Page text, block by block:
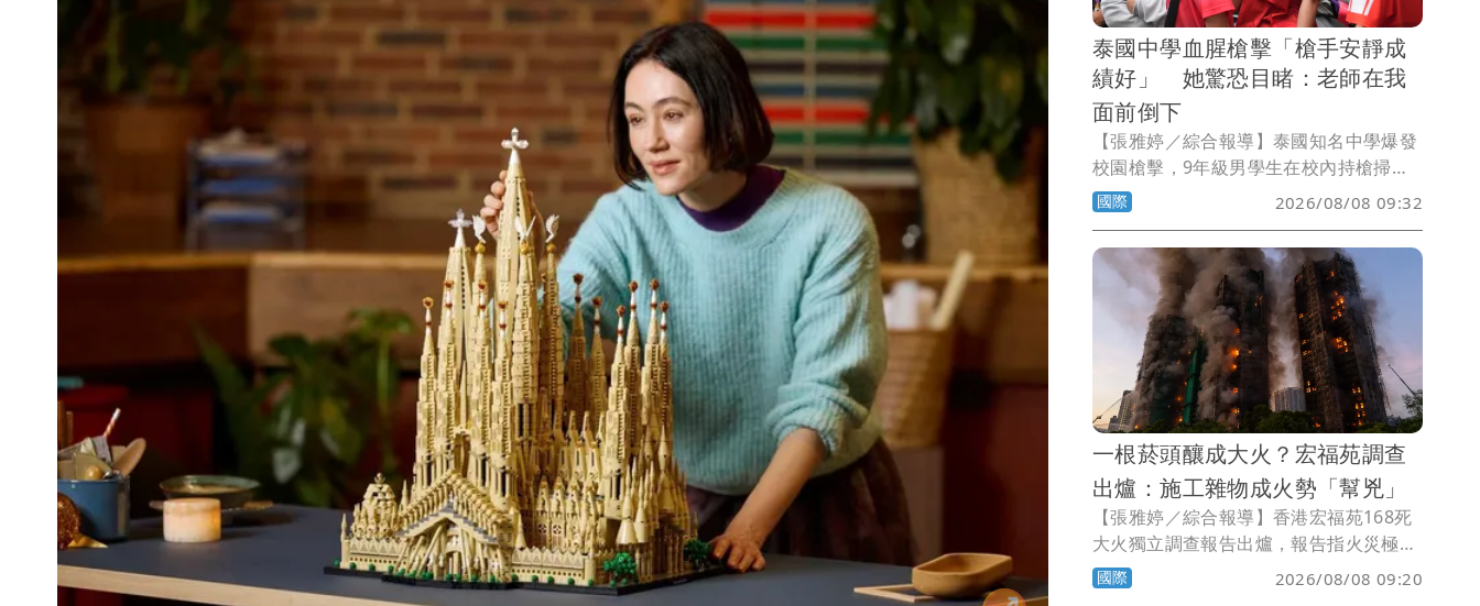
泰國中學血腥槍擊「槍手安靜成
績好」 她驚恐目睹：老師在我
面前倒下
【張雅婷／綜合報導】泰國知名中學爆發
校園槍擊，9年級男學生在校內持槍掃
射，殺害7人後自戕，另有超過30人受
傷，震驚各界。媒體披露，男學生在校成
績優秀，看不出來有攻擊性，不過獨來獨
往，逞凶過程中鎖定教職員下手，最後飲
彈自盡。
國際 2026/08/08 09:32
一根菸頭釀成大火？宏福苑調查
出爐：施工雜物成火勢「幫兇」
【張雅婷／綜合報導】香港宏福苑168死
大火獨立調查報告出爐，報告指火災極可
能是由菸頭引燃可燃物料，加上施工期間
堆積大量易燃雜物，助長火勢迅速蔓延，
國際 2026/08/08 09:20